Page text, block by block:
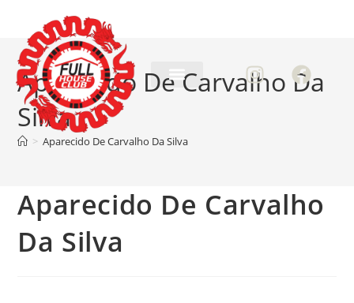
Aparecido De Carvalho Da
Silva
> Aparecido De Carvalho Da Silva
Aparecido De Carvalho
Da Silva